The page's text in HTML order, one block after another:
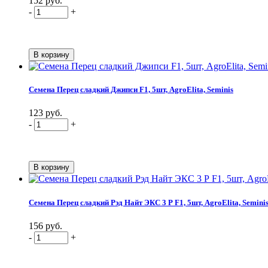
-
+
Семена Перец сладкий Джипси F1, 5шт, AgroElita, Seminis
123 руб.
-
+
Семена Перец сладкий Рэд Найт ЭКС 3 Р F1, 5шт, AgroElita, Seminis
156 руб.
-
+